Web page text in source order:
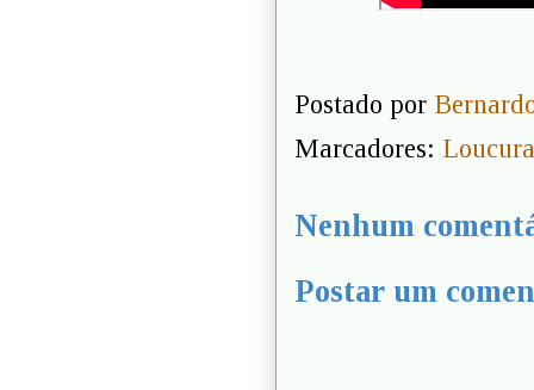
Postado por
Marcadores:
Nenhum
Postar um